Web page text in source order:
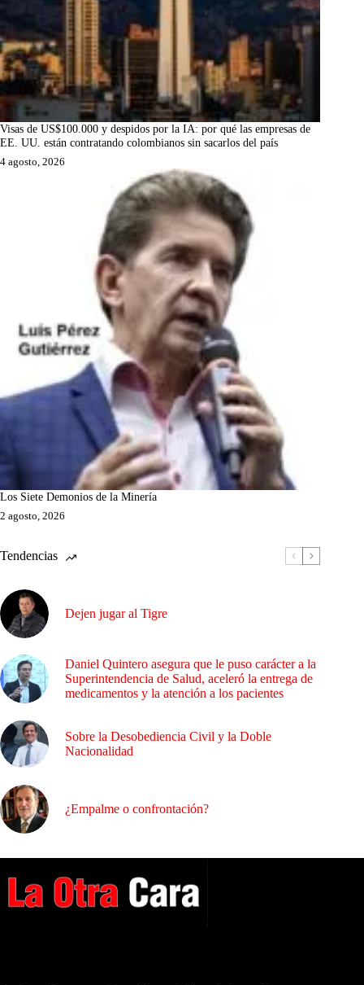
Visas de US$100.000 y despidos por la IA: por qué las empresas de
EE. UU. están contratando colombianos sin sacarlos del país
4 agosto, 2026
Los Siete Demonios de la Minería
2 agosto, 2026
Tendencias
Dejen jugar al Tigre
Daniel Quintero asegura que le puso carácter a la
Superintendencia de Salud, aceleró la entrega de
medicamentos y la atención a los pacientes
Sobre la Desobediencia Civil y la Doble
Nacionalidad
¿Empalme o confrontación?